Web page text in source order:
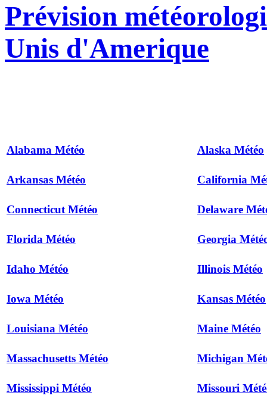
Prévision
Unis d'Amerique
Alabama Météo Alaska Météo
Arkansas Météo California
Connecticut Météo Delaware
Florida Météo Georgia
Idaho Météo Illinois Météo
Iowa Météo Kansas Météo
Louisiana Météo Maine Météo
Massachusetts Météo Michigan
Mississippi Météo Missouri